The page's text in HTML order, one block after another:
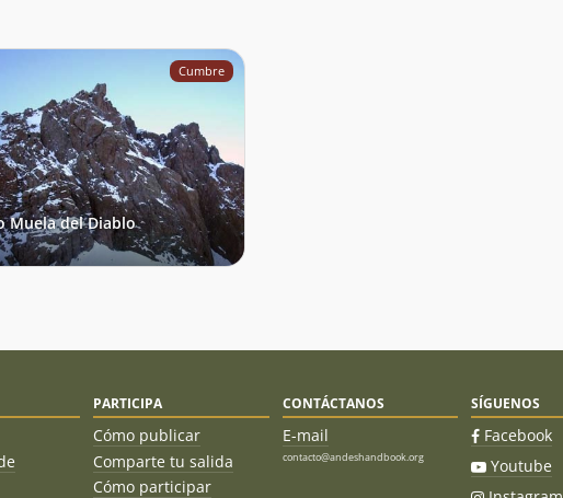
Cumbre
Muela del Diablo
PARTICIPA
Cómo publicar
Comparte tu salida
Cómo participar
CONTÁCTANOS
E-mail
contacto@andeshandbook.org
SÍGUENOS
Facebook
Youtube